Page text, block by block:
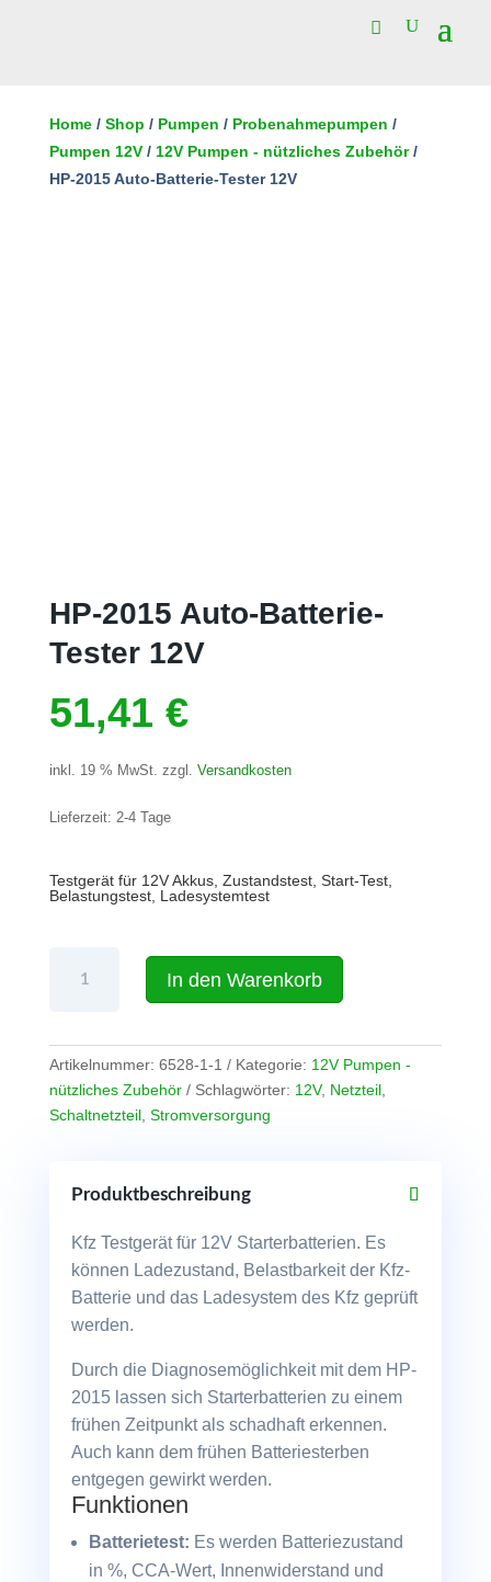
Batterie-In den Warenkorb
Home/ Shop / Pumpen / Probenahmepumpen /
Pumpen 12V/ 12V Pumpen - nützliches Zubehör/
HP-2015 Auto-Batterie-Tester 12V
HP-2015 Auto-Batterie-
Tester 12V
51,41 €
inkl. 19 % MwSt. zzgl. Versandkosten
Lieferzeit: 2-4 Tage
Testgerät für 12V Akkus, Zustandstest, Start-Test,
Belastungstest, Ladesystemtest
2015
Tester
12V
Menge
In den Warenkorb
Artikelnummer: 6528-1-1 Kategorie: 12V Pumpen -
nützliches Zubehör
Schlagwörter: 12V, Netzteil,
Schaltnetzteil, Stromversorgung
Produktbeschreibung
Kfz Testgerät für 12V Starterbatterien. Es
können Ladezustand, Belastbarkeit der Kfz-
Batterie und das Ladesystem des Kfz geprüft
werden.
Durch die Diagnosemöglichkeit mit dem HP-
2015 lassen sich Starterbatterien zu einem
frühen Zeitpunkt als schadhaft erkennen.
Auch kann dem frühen Batteriesterben
entgegen gewirkt werden.
Funktionen
Batterietest: Es werden Batteriezustand
in %, CCA-Wert, Innenwiderstand und